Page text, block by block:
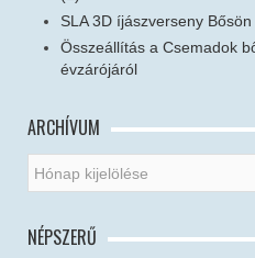
SLA 3D íjászverseny Bősön
Összeállítás a Csemadok
évzárójáról
ARCHÍVUM
NÉPSZERŰ